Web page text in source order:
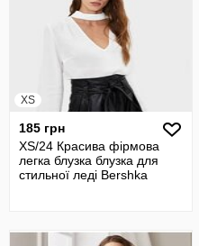
XS
185 грн
XS/24 Красива фірмова
легка блузка блузка для
стильної леді Bershka